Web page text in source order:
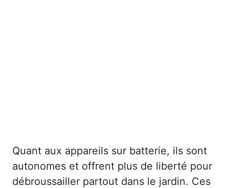
Quant aux appareils sur batterie, ils sont
autonomes et offrent plus de liberté pour
débroussailler partout dans le jardin. Ces